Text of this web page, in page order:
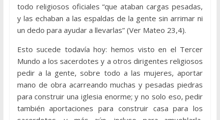
todo religiosos oficiales “que ataban cargas pesadas,
y las echaban a las espaldas de la gente sin arrimar ni
un dedo para ayudar a llevarlas” (Ver Mateo 23,4).
Esto sucede todavía hoy: hemos visto en el Tercer
Mundo a los sacerdotes y a otros dirigentes religiosos
pedir a la gente, sobre todo a las mujeres, aportar
mano de obra acarreando muchas y pesadas piedras
para construir una iglesia enorme; y no solo eso, pedir
también aportaciones para construir casa para los